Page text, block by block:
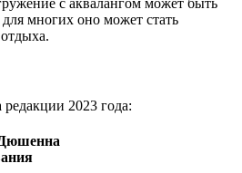
многих оно может стать
редакции 2023 года: